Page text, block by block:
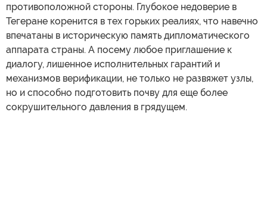
противоположной стороны. Глубокое недоверие в
Тегеране коренится в тех горьких реалиях, что навечно
впечатаны в историческую память дипломатического
аппарата страны. А посему любое приглашение к
диалогу, лишенное исполнительных гарантий и
механизмов верификации, не только не развяжет узлы,
но и способно подготовить почву для еще более
сокрушительного давления в грядущем.